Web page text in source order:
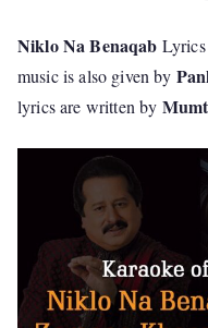
Niklo Na Benaqab
music is also given by
lyrics are written by